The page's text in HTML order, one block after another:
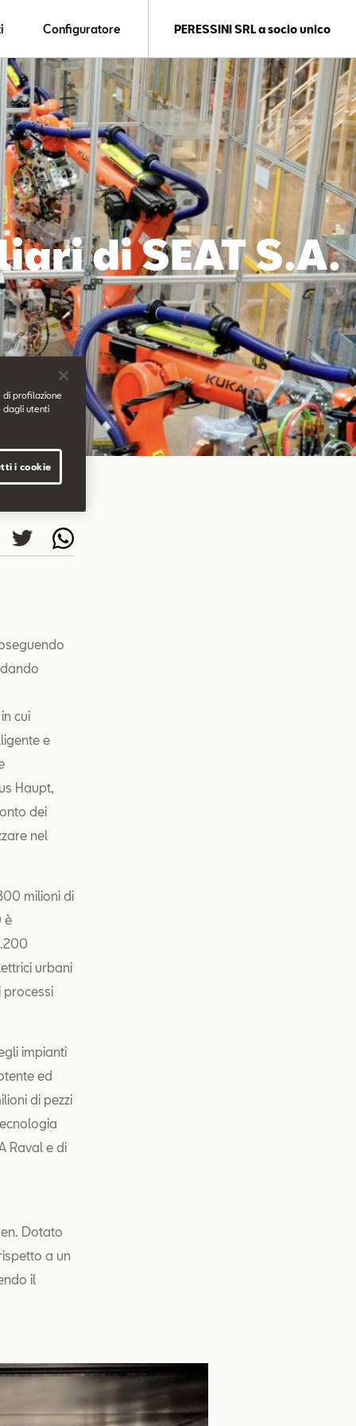
Configuratore PERESSINI SRL a socio unico
di SEAT S.A.
cui
e
Haupt,
dei
nel
milioni di
è
urbani
processi
impianti
ed
di pezzi
Raval e di
Dotato
a un
il
di profilazione
dagli utenti
i cookie